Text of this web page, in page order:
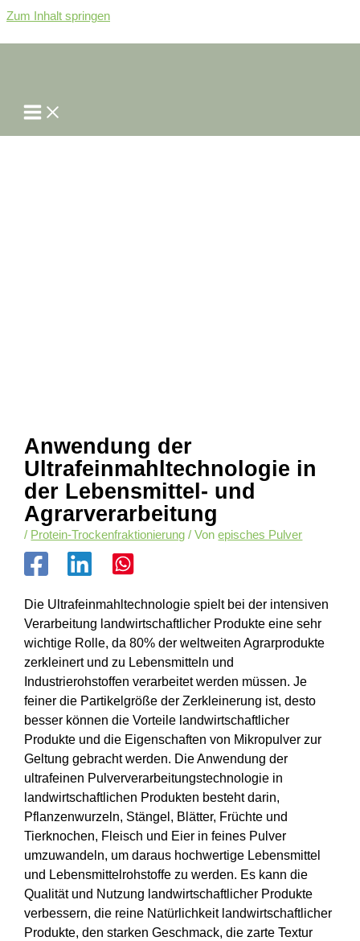
Zum Inhalt springen
Anwendung der
Ultrafeinmahltechnologie in
der Lebensmittel- und
Agrarverarbeitung
/ Protein-Trockenfraktionierung / Vonepisches Pulver
Die Ultrafeinmahltechnologie spielt bei der intensiven
Verarbeitung landwirtschaftlicher Produkte eine sehr
wichtige Rolle, da 80% der weltweiten Agrarprodukte
zerkleinert und zu Lebensmitteln und
Industrierohstoffen verarbeitet werden müssen. Je
feiner die Partikelgröße der Zerkleinerung ist, desto
besser können die Vorteile landwirtschaftlicher
Produkte und die Eigenschaften von Mikropulver zur
Geltung gebracht werden. Die Anwendung der
ultrafeinen Pulververarbeitungstechnologie in
landwirtschaftlichen Produkten besteht darin,
Pflanzenwurzeln, Stängel, Blätter, Früchte und
Tierknochen, Fleisch und Eier in feines Pulver
umzuwandeln, um daraus hochwertige Lebensmittel
und Lebensmittelrohstoffe zu werden. Es kann die
Qualität und Nutzung landwirtschaftlicher Produkte
verbessern, die reine Natürlichkeit landwirtschaftlicher
Produkte, den starken Geschmack, die zarte Textur